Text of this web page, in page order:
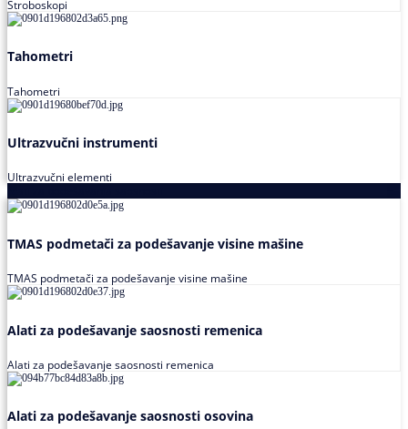
Stroboskopi
Tahometri
Tahometri
Ultrazvučni instrumenti
Ultrazvučni elementi
TMAS podmetači za podešavanje visine mašine
TMAS podmetači za podešavanje visine mašine
Alati za podešavanje saosnosti remenica
Alati za podešavanje saosnosti remenica
Alati za podešavanje saosnosti osovina